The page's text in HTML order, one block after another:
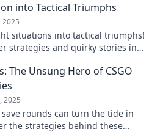
into Tactical Triumphs
2025
situations into tactical triumphs!
strategies and quirky stories in
The Unsung Hero of CSGO
2025
save rounds can turn the tide in
the strategies behind these